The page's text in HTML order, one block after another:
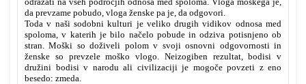
da prevzame pobudo, vloga ženske pa je, da odgovori.
Toda v naši sodobni kulturi je veliko drugih vidikov odnosa med
spoloma, v katerih je bilo načelo pobude in odziva potisnjeno ob
stran. Moški so doživeli polom v svoji osnovni odgovornosti in
ženske so prevzele moško vlogo. Neizogiben rezultat, bodisi v
družini bodisi v narodu ali civilizaciji je mogoče povzeti z eno
besedo: zmeda.